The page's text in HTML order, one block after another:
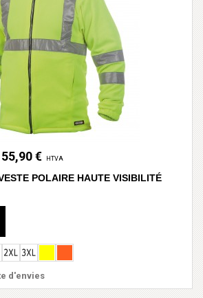
55,90 € HTVA
POLAIRE HAUTE VISIBILITÉ
d'envies